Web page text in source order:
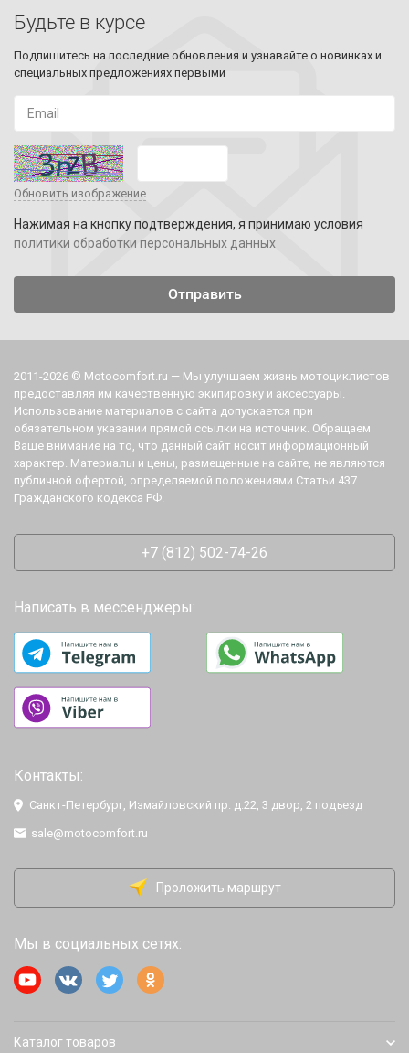
Будьте в курсе
Подпишитесь на последние обновления и узнавайте о новинках и
специальных предложениях первыми
Обновить изображение
Нажимая на кнопку подтверждения, я принимаю условия
политики обработки персональных данных
2011-2026 © Motocomfort.ru — Мы улучшаем жизнь мотоциклистов
предоставляя им качественную экипировку и аксессуары.
Использование материалов с сайта допускается при
обязательном указании прямой ссылки на источник. Обращаем
Ваше внимание на то, что данный сайт носит информационный
характер. Материалы и цены, размещенные на сайте, не являются
публичной офертой, определяемой положениями Статьи 437
Гражданского кодекса РФ.
+7 (812) 502-74-26
Написать в мессенджеры:
Контакты:
Санкт-Петербург, Измайловский пр. д.22, 3 двор, 2 подъезд
sale@motocomfort.ru
Проложить маршрут
Мы в социальных сетях:
Каталог товаров